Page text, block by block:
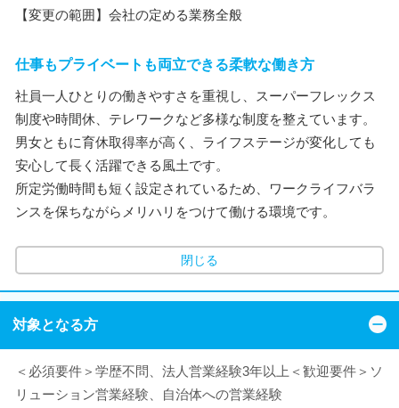
【変更の範囲】会社の定める業務全般
仕事もプライベートも両立できる柔軟な働き方
社員一人ひとりの働きやすさを重視し、スーパーフレックス
制度や時間休、テレワークなど多様な制度を整えています。
男女ともに育休取得率が高く、ライフステージが変化しても
安心して長く活躍できる風土です。
所定労働時間も短く設定されているため、ワークライフバラ
ンスを保ちながらメリハリをつけて働ける環境です。
閉じる
対象となる方
＜必須要件＞学歴不問、法人営業経験3年以上＜歓迎要件＞ソ
リューション営業経験、自治体への営業経験